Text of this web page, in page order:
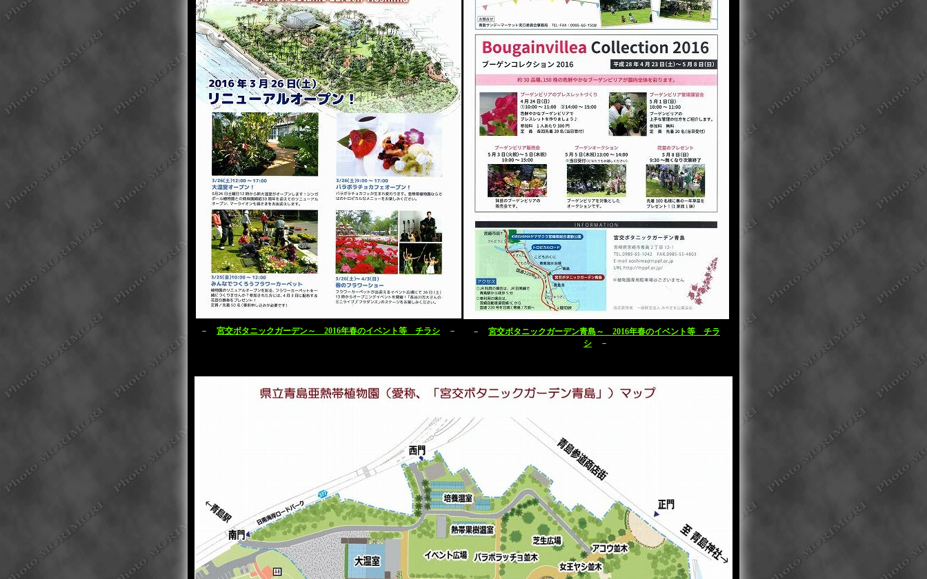
－ 宮交ボタニックガーデン～ 2016年春のイベント等 チラシ － － 宮交ボタニックガーデン青島～ 2016年春のイベント等 チラ
シ －